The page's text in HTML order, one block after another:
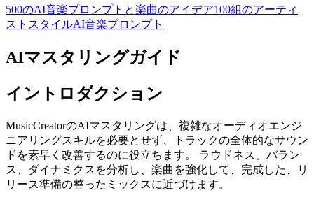
500のAI音楽プロンプトと楽曲のアイデア100組のアーティ
ストスタイルAI音楽プロンプト
AIマスタリングガイド
イントロダクション
MusicCreatorのAIマスタリングは、複雑なオーディオエンジ
ニアリングスキルを必要とせず、トラックの全体的なサウン
ドを素早く改善するのに役立ちます。 ラウドネス、バラン
ス、ダイナミクスを分析し、楽曲を強化して、完成した、リ
リース準備の整ったミックスに近づけます。